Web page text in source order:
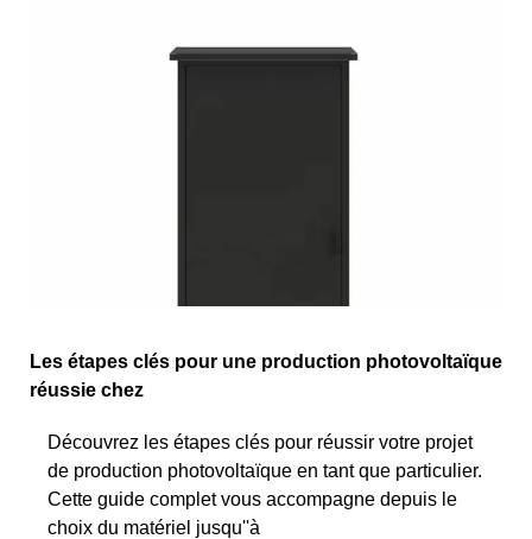
Les étapes clés pour une production photovoltaïque
réussie chez
Découvrez les étapes clés pour réussir votre projet
de production photovoltaïque en tant que particulier.
Cette guide complet vous accompagne depuis le
choix du matériel jusqu''à